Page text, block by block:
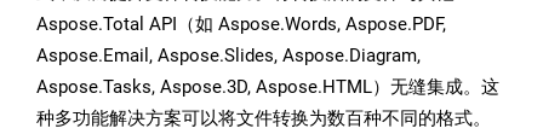
Aspose.Total API（如 Aspose.Words, Aspose.PDF,
Aspose.Email, Aspose.Slides, Aspose.Diagram,
Aspose.Tasks, Aspose.3D, Aspose.HTML）无缝集成。这
种多功能解决方案可以将文件转换为数百种不同的格式。